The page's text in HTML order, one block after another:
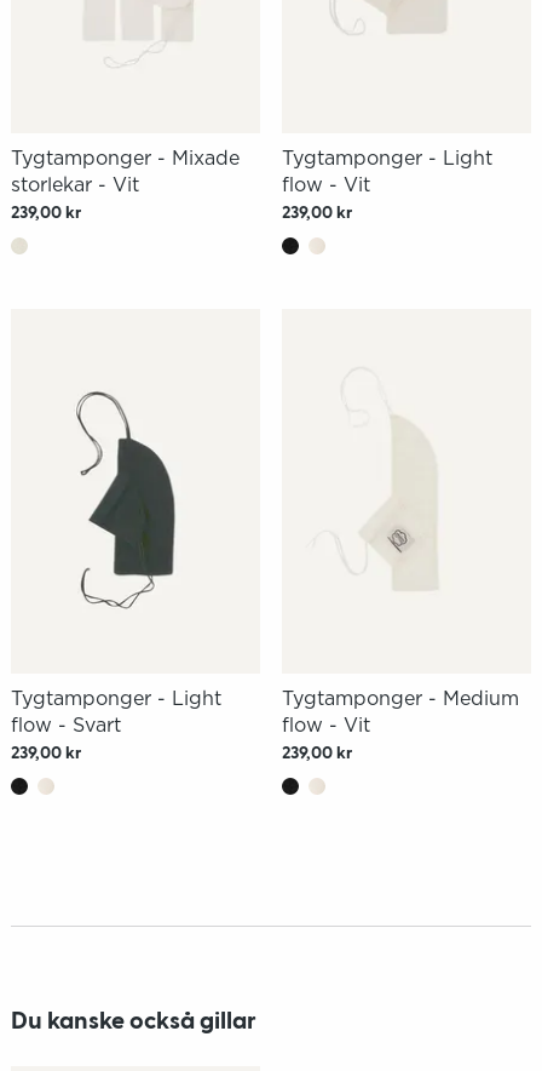
Tygtamponger - Mixade
storlekar - Vit
239,00 kr
Tygtamponger - Light
flow - Vit
239,00 kr
Tygtamponger - Light
flow - Svart
239,00 kr
Tygtamponger - Medium
flow - Vit
239,00 kr
Du kanske också gillar